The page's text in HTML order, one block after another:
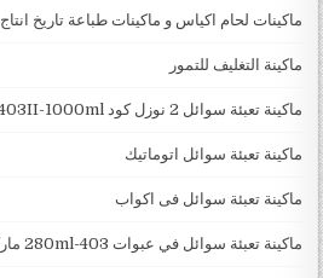
ماكينات لحام اكياس و ماكينات طباعة تاريخ انتاج
ماكينة التغليف للتمور
ماكينة تعبئة سوائل 2 نوزل كود 403II-1000ml ماركة مهندس منسي
ماكينة تعبئة سوائل اتوماتيك
ماكينة تعبئة سوائل فى اكواب
ماكينة تعبئة سوائل في عبوات 403-280ml ماركة مهندس منسي